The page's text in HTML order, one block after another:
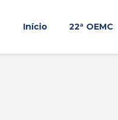
Início 22ª OEMC
22ª OEMC
Fotos